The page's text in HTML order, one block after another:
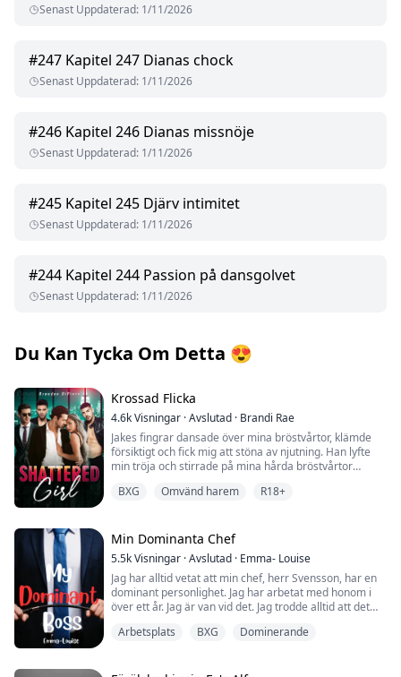
Senast Uppdaterad: 1/11/2026
#247 Kapitel 247 Dianas chock
Senast Uppdaterad: 1/11/2026
#246 Kapitel 246 Dianas missnöje
Senast Uppdaterad: 1/11/2026
#245 Kapitel 245 Djärv intimitet
Senast Uppdaterad: 1/11/2026
#244 Kapitel 244 Passion på dansgolvet
Senast Uppdaterad: 1/11/2026
Du Kan Tycka Om Detta 😍
Krossad Flicka
4.6kVisningar ·Avslutad · Brandi Rae
Jakes fingrar dansade över mina bröstvårtor, klämde
försiktigt och fick mig att stöna av njutning. Han lyfte
min tröja och stirrade på mina hårda bröstvårtor
och flyttade sig bakåt på sängen, gav mig lite utrymme.
i hans ögon när jag tog ett djupt andetag.
"Jag ville bara inte att du skulle se alla mina ärr,"
viskade jag, kände mig skamsen över min märkta
kropp.
Emmy Nichols är van vid att överleva. Hon överlevde
BXG Omvänd harem R18+
Min Dominanta Chef
5.5kVisningar ·Avslutad · Emma- Louise
Jag har alltid vetat att min chef, herr Svensson, har en
dominant personlighet. Jag har arbetat med honom i
över ett år. Jag är van vid det. Jag trodde alltid att det
men jag lärde mig snart att det är mer än så.
Arbetsplats BXG Dominerande